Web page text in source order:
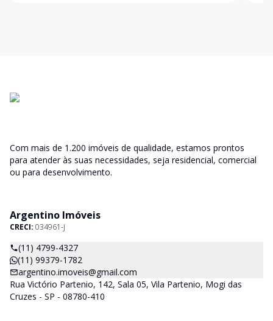
Com mais de 1.200 imóveis de qualidade, estamos prontos
para atender às suas necessidades, seja residencial, comercial
ou para desenvolvimento.
Argentino Imóveis
CRECI: 034961-J
(11) 4799-4327
(11) 99379-1782
argentino.imoveis@gmail.com
Rua Victório Partenio, 142, Sala 05, Vila Partenio, Mogi das
Cruzes - SP - 08780-410